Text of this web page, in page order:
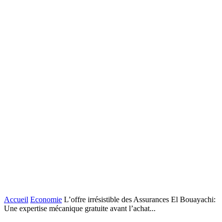
Accueil Economie L’offre irrésistible des Assurances El Bouayachi:
Une expertise mécanique gratuite avant l’achat...